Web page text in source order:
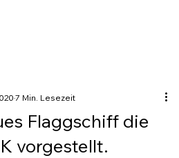
Flaggschiff die
vorgestellt.
7 Min. Lesezeit